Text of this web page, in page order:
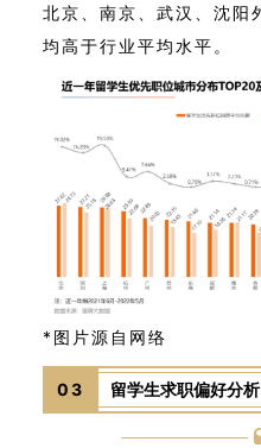
北京、南京、武汉、沈阳
均高于行业平均水平。
*图片源自网络
03 留学生求职偏好分析